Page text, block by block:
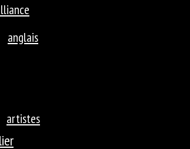
anglais
artistes